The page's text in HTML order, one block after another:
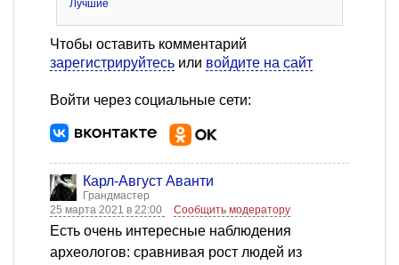
Лучшие
Чтобы оставить комментарий
зарегистрируйтесь или войдите на сайт
Войти через социальные сети:
Карл-Август Аванти
Грандмастер
25 марта 2021 в 22:00
Сообщить модератору
Есть очень интересные наблюдения
археологов: сравнивая рост людей из